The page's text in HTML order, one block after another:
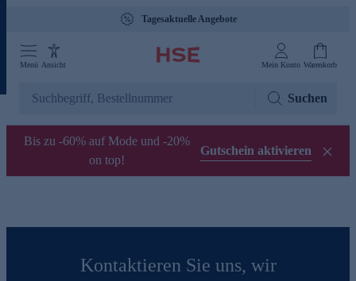
Tagesaktuelle Angebote
Menü Ansicht Mein Konto Warenkorb
Suchen
Bis zu -60% auf Mode und -20%
on top!
Gutschein aktivieren
Kontaktieren Sie uns, wir